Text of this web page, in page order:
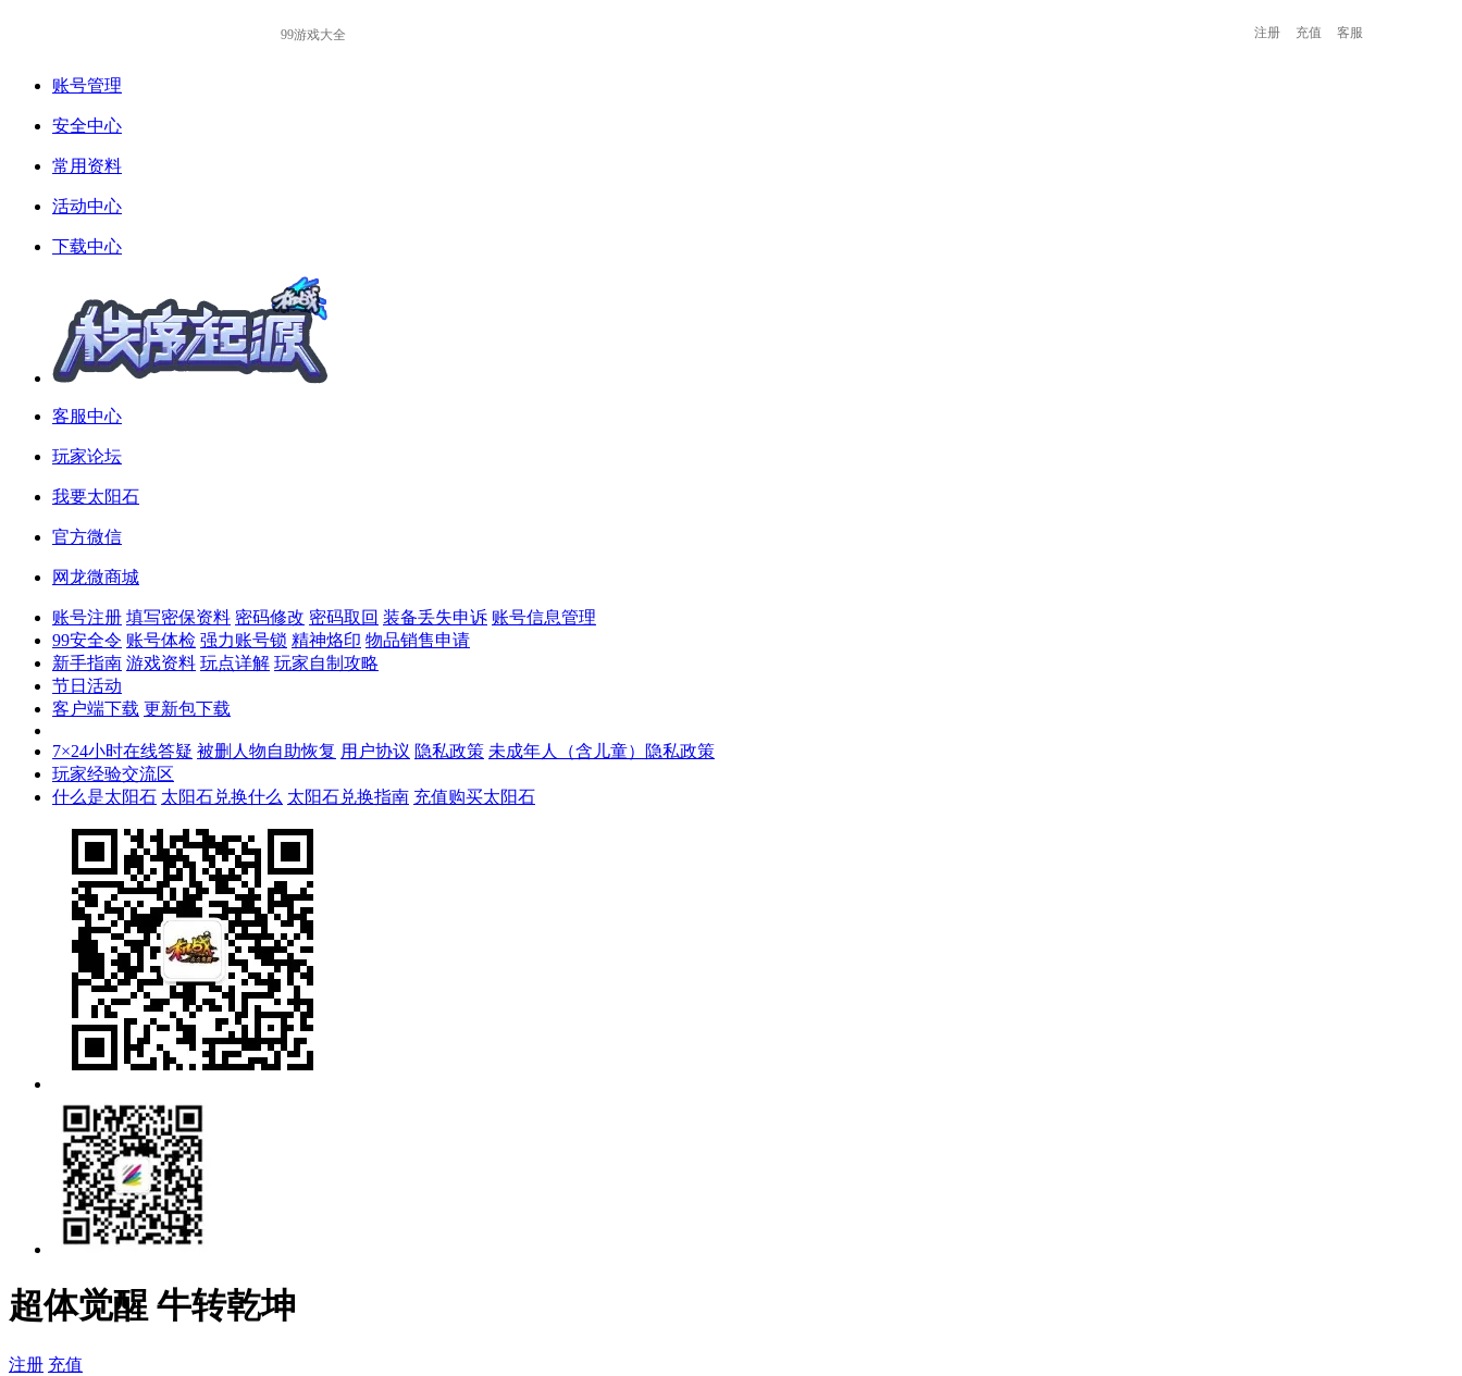
99游戏大全 注册 充值 客服
账号管理
安全中心
常用资料
活动中心
下载中心
客服中心
玩家论坛
我要太阳石
官方微信
网龙微商城
账号注册 填写密保资料 密码修改 密码取回 装备丢失申诉 账号信息管理
99安全令 账号体检 强力账号锁 精神烙印 物品销售申请
新手指南 游戏资料 玩点详解 玩家自制攻略
节日活动
客户端下载 更新包下载
7×24小时在线答疑 被删人物自助恢复 用户协议 隐私政策 未成年人（含儿童）隐私政策
玩家经验交流区
什么是太阳石 太阳石兑换什么 太阳石兑换指南 充值购买太阳石
超体觉醒 牛转乾坤
注册 充值